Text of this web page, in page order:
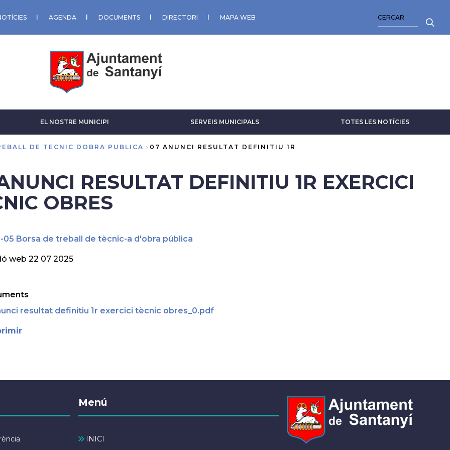
AGENDA DOCUMENTS DIRECTORI MAPA WEB
EL NOSTRE MUNICIPI SERVEIS MUNICIPALS TOTES LES NOTÍCIES
DE TECNIC DOBRA PUBLICA 07 ANUNCI RESULTAT DEFINITIU 1R
RESULTAT DEFINITIU 1R EXERCICI
OBRES
05 Borsa de treball de tècnic-a d'obra pública
web 22 07 2025
resultat definitiu 1r exercici tècnic obres_0.pdf
Menú
INICI